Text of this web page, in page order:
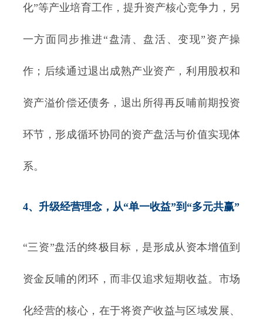
化”等产业培育工作，提升资产核心竞争力，另
一方面同步推进“盘清、盘活、变现”资产操
作；后续通过退出成熟产业资产，利用股权和
资产溢价偿还债务，退出所得再反哺前期投资
环节，形成循环协同的资产盘活与价值实现体
系。
4、升级经营理念，从“单一收益”到“多元共赢”
“三资”盘活的终极目标，是形成从资本增值到
资金反哺的闭环，而非仅追求短期收益。市场
化经营的核心，在于将资产收益与区域发展、